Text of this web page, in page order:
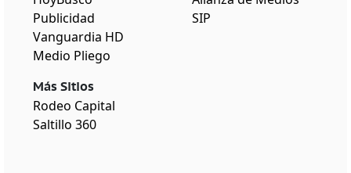
Publicidad
Vanguardia HD
Medio Pliego
Más Sitios
Rodeo Capital
Saltillo 360
SIP